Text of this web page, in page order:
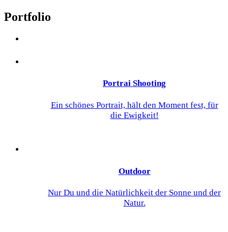
Portfolio
Portrai Shooting
Ein schönes Portrait, hält den Moment fest, für
die Ewigkeit!
Outdoor
Nur Du und die Natürlichkeit der Sonne und der
Natur.